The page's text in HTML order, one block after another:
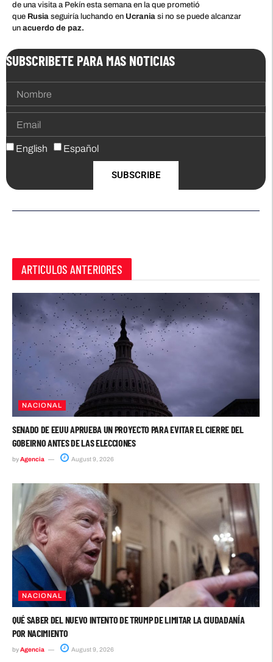
de una visita a Pekín esta semana en la que prometió
que Rusia seguiría luchando en Ucrania si no se puede alcanzar
un acuerdo de paz.
SUBSCRIBETE PARA MAS NOTICIAS
English Español
SUBSCRIBE
ARTICULOS ANTERIORES
NACIONAL
SENADO DE EEUU APRUEBA UN PROYECTO PARA EVITAR EL CIERRE DEL
GOBEIRNO ANTES DE LAS ELECCIONES
byAgencia August 9, 2026
NACIONAL
QUÉ SABER DEL NUEVO INTENTO DE TRUMP DE LIMITAR LA CIUDADANÍA
POR NACIMIENTO
byAgencia August 9, 2026